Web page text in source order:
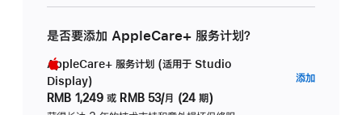
是否要添加 AppleCare+ 服务计划？
AppleCare+ 服务计划 (适用于 Studio
Display)
RMB 1,249 或 RMB 53/月 (24 期)
添加